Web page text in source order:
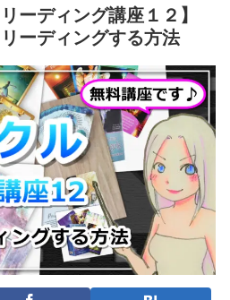
ーディング講座１２】
ーディングする方法